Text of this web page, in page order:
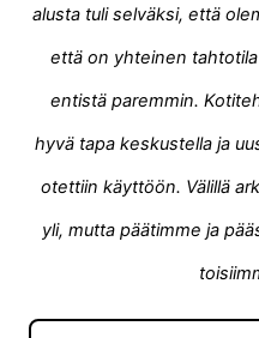
alusta tuli selväksi, että
että on yhteinen
entistä paremmin.
hyvä tapa keskustella ja
otettiin käyttöön. Välillä
yli, mutta päätimme ja